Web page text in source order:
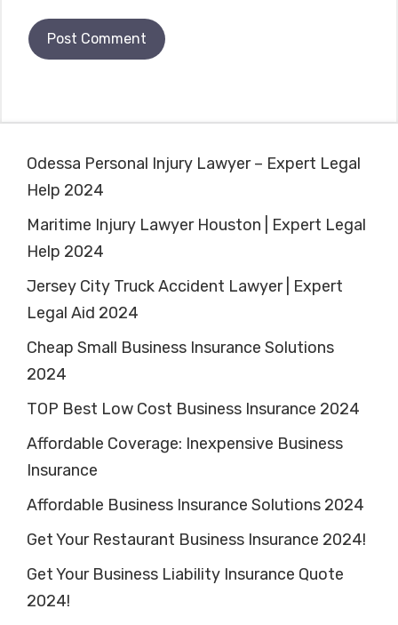
Odessa Personal Injury Lawyer – Expert Legal
Help 2024
Maritime Injury Lawyer Houston | Expert Legal
Help 2024
Jersey City Truck Accident Lawyer | Expert
Legal Aid 2024
Cheap Small Business Insurance Solutions
2024
TOP Best Low Cost Business Insurance 2024
Affordable Coverage: Inexpensive Business
Insurance
Affordable Business Insurance Solutions 2024
Get Your Restaurant Business Insurance 2024!
Get Your Business Liability Insurance Quote
2024!